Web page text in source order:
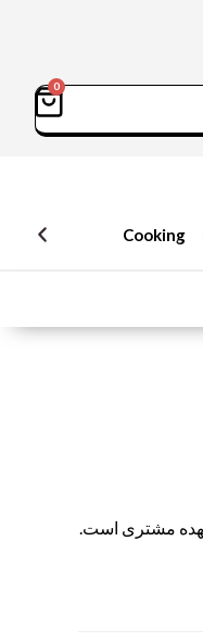
0
سبد
خرید
Cooking
مشتری است.